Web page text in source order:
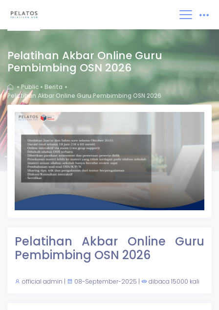
Masuk
Pelatihan Akbar Online Guru
Pembimbing OSN 2026
Public
Berita
Pelatihan Akbar Online Guru Pembimbing OSN 2026
Pelatihan Akbar Online Guru
Pembimbing OSN 2026
official admin | 08-September-2025 | dibaca 15000 kali